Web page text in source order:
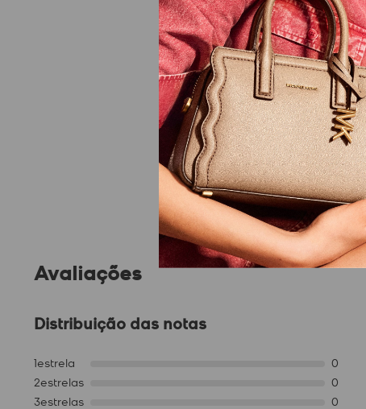
Avaliações
Distribuição das notas
1estrela
0
2estrelas
0
3estrelas
0